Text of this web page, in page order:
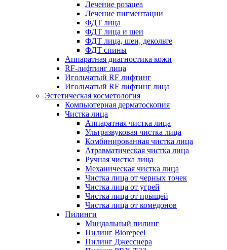
Лечение розацеа
Лечение пигментации
ФДТ лица
ФДТ лица и шеи
ФДТ лица, шеи, декольте
ФДТ спины
Аппаратная диагностика кожи
RF-лифтинг лица
Игольчатый RF лифтинг
Игольчатый RF лифтинг лица
Эстетическая косметология
Компьютерная дерматоскопия
Чистка лица
Аппаратная чистка лица
Ультразвуковая чистка лица
Комбинированная чистка лица
Атравматическая чистка лица
Ручная чистка лица
Механическая чистка лица
Чистка лица от черных точек
Чистка лица от угрей
Чистка лица от прыщей
Чистка лица от комедонов
Пилинги
Миндальный пилинг
Пилинг Biorepeel
Пилинг Джесснера